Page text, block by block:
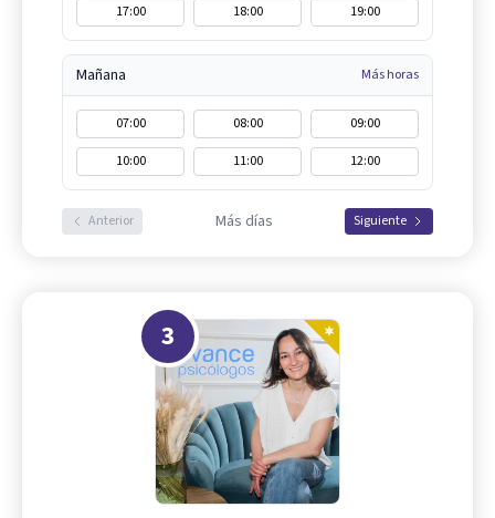
17:00
18:00 19:00
Mañana Más horas
07:00 08:00
09:00
10:00
11:00 12:00
Anterior Más días Siguiente
3